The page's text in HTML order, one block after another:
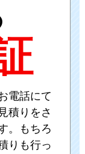
電話にて
積りをさ
。もちろ
りも行っ